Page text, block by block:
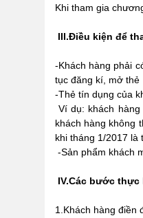
Khi tham gia
III.Điều kiện để
-Khách hàng phải
tục đăng kí, mở thẻ
-Thẻ tín dụng của
Ví dụ: khách
khách hàng không
khi tháng 1/2017 là
-Sản phẩm khách
IV.Các bước thực
1.Khách hàng điền